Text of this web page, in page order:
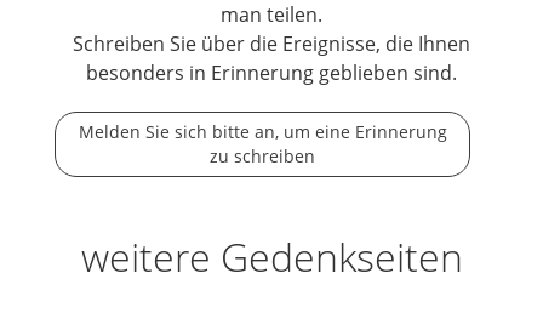
man teilen.
Schreiben Sie über die Ereignisse, die Ihnen
besonders in Erinnerung geblieben sind.
Melden Sie sich bitte an, um eine Erinnerung
zu schreiben
weitere Gedenkseiten